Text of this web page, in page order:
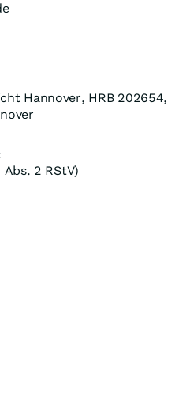
Hannover, HRB 202654,
2 RStV)